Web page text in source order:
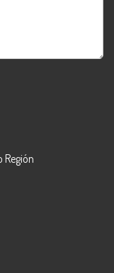
Región